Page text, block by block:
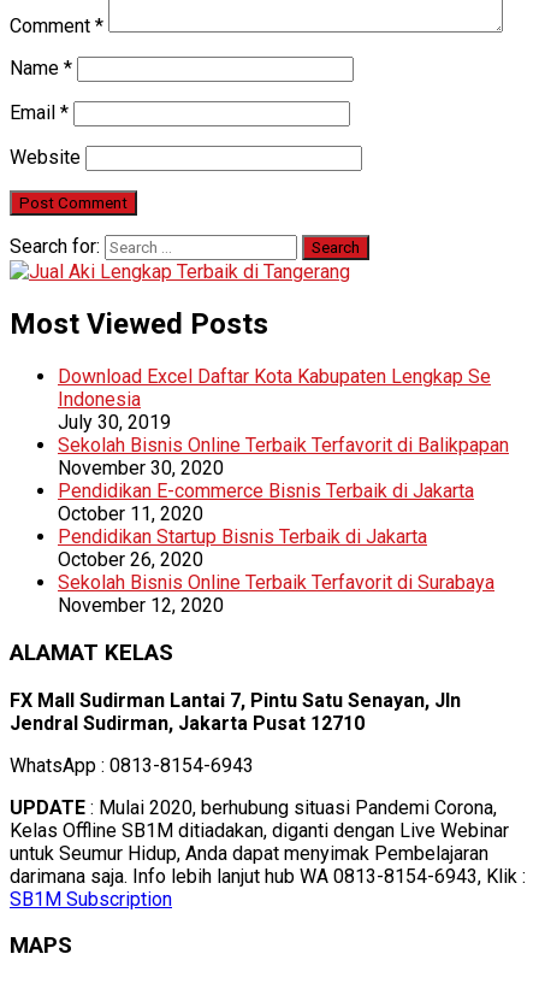
Comment *
Name *
Email *
Website
Search for:
Most Viewed Posts
Download Excel Daftar Kota Kabupaten Lengkap Se
Indonesia
July 30, 2019
Sekolah Bisnis Online Terbaik Terfavorit di Balikpapan
November 30, 2020
Pendidikan E-commerce Bisnis Terbaik di Jakarta
October 11, 2020
Pendidikan Startup Bisnis Terbaik di Jakarta
October 26, 2020
Sekolah Bisnis Online Terbaik Terfavorit di Surabaya
November 12, 2020
ALAMAT KELAS
FX Mall Sudirman Lantai 7, Pintu Satu Senayan, Jln
Jendral Sudirman, Jakarta Pusat 12710
WhatsApp : 0813-8154-6943
UPDATE : Mulai 2020, berhubung situasi Pandemi Corona,
Kelas Offline SB1M ditiadakan, diganti dengan Live Webinar
untuk Seumur Hidup, Anda dapat menyimak Pembelajaran
darimana saja. Info lebih lanjut hub WA 0813-8154-6943, Klik :
SB1M Subscription
MAPS